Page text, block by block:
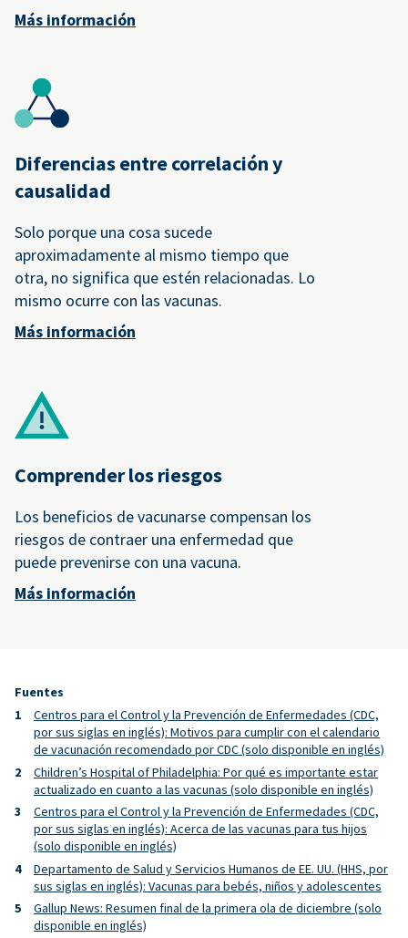
Más información
Diferencias entre correlación y
causalidad
Solo porque una cosa sucede
aproximadamente al mismo tiempo que
otra, no significa que estén relacionadas. Lo
mismo ocurre con las vacunas.
Más información
Comprender los riesgos
Los beneficios de vacunarse compensan los
riesgos de contraer una enfermedad que
puede prevenirse con una vacuna.
Más información
Fuentes
Centros para el Control y la Prevención de Enfermedades (CDC,
por sus siglas en inglés): Motivos para cumplir con el calendario
de vacunación recomendado por CDC (solo disponible en inglés)
Children’s Hospital of Philadelphia: Por qué es importante estar
actualizado en cuanto a las vacunas (solo disponible en inglés)
Centros para el Control y la Prevención de Enfermedades (CDC,
por sus siglas en inglés): Acerca de las vacunas para tus hijos
(solo disponible en inglés)
Departamento de Salud y Servicios Humanos de EE. UU. (HHS, por
sus siglas en inglés): Vacunas para bebés, niños y adolescentes
Gallup News: Resumen final de la primera ola de diciembre (solo
disponible en inglés)